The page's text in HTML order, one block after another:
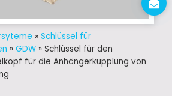
» Schlüssel für
» GDW » Schlüssel für den
für die Anhängerkupplung von